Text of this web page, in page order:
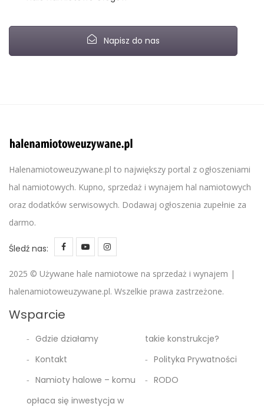
Napisz do nas
Halenamiotoweuzywane.pl to największy portal z ogłoszeniami
hal namiotowych. Kupno, sprzedaż i wynajem hal namiotowych
oraz dodatków serwisowych. Dodawaj ogłoszenia zupełnie za
darmo.
Śledź nas:
2025 © Używane hale namiotowe na sprzedaż i wynajem |
halenamiotoweuzywane.pl. Wszelkie prawa zastrzeżone.
Wsparcie
Gdzie działamy
Kontakt
Namioty halowe – komu
opłaca się inwestycja w
takie konstrukcje?
Polityka Prywatności
RODO